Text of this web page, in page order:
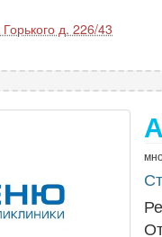
д. 226/43
А